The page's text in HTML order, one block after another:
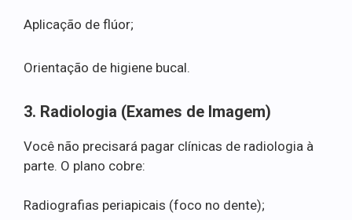
Aplicação de flúor;
Orientação de higiene bucal.
3. Radiologia (Exames de Imagem)
Você não precisará pagar clínicas de radiologia à
parte. O plano cobre:
Radiografias periapicais (foco no dente);